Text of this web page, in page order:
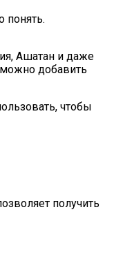
понять.
Ашатан и даже
добавить
чтобы
получить